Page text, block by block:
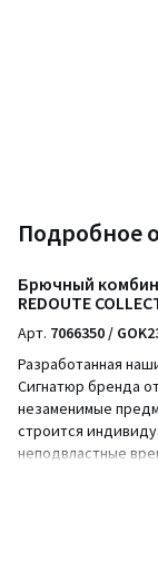
Подробное
Брючный
REDOUTE
Арт. 7066350 /
Разработанная
Сигнатюр бренда
незаменимые
строится
неподвластные